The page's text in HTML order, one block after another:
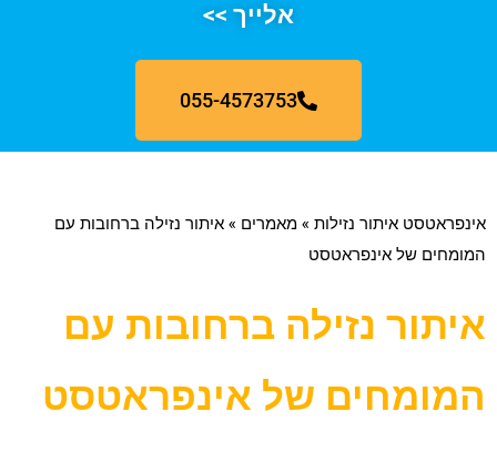
אלייך >>
055-4573753
אינפראטסט איתור נזילות » מאמרים » איתור נזילה ברחובות עם
המומחים של אינפראטסט
איתור נזילה ברחובות עם
המומחים של אינפראטסט